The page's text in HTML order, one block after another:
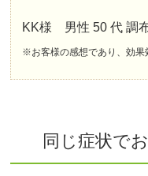
KK様 男性 50 代 調
※お客様の感想であり、効果
同じ症状で